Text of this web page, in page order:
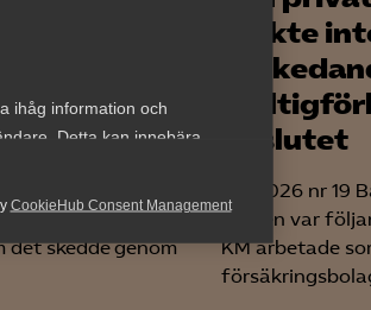
ihåg information och
Detta kan innebära
att samla och rapportera
CookieHub Consent Management
enligt
VP:s anställning
det skedde genom
räckte
beslutet
AD 2026 nr 19
tvisten var
KM arbetade